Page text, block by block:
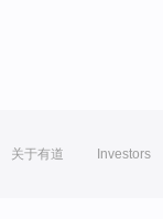
关于有道 Investors